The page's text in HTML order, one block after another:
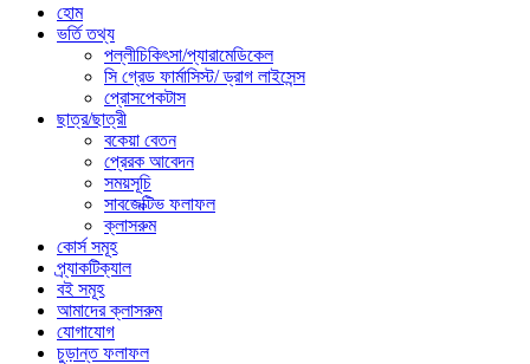
হোম
ভর্তি তথ্য
পল্লীচিকিৎসা/প্যারামেডিকেল
সি গ্রেড ফার্মাসিস্ট/ ড্রাগ লাইসেন্স
প্রোসপেকটাস
ছাত্র/ছাত্রী
বকেয়া বেতন
প্রেরক আবেদন
সময়সূচি
সাবজেক্টিভ ফলাফল
ক্লাসরুম
কোর্স সমূহ
প্র্যাকটিক্যাল
বই সমূহ
আমাদের ক্লাসরুম
যোগাযোগ
চুড়ান্ত ফলাফল